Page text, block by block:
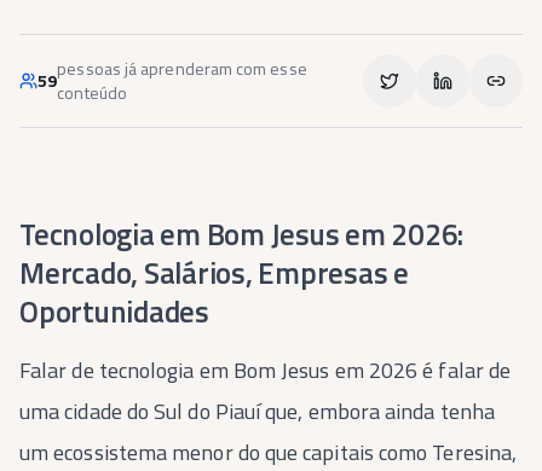
59pessoas já aprenderam com esse
conteúdo
Tecnologia em Bom Jesus em 2026:
Mercado, Salários, Empresas e
Oportunidades
Falar de tecnologia em Bom Jesus em 2026 é falar de
uma cidade do Sul do Piauí que, embora ainda tenha
um ecossistema menor do que capitais como Teresina,